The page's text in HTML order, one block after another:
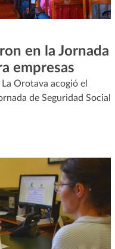
en la Jornada
empresas
Orotava acogió el
de Seguridad Social